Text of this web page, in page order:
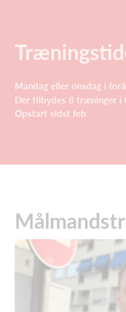
Mandag eller onsdag i
Der tilbydes 8 træninger i
Opstart sidst feb